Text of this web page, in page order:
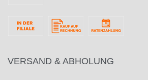
VERSAND & ABHOLUNG